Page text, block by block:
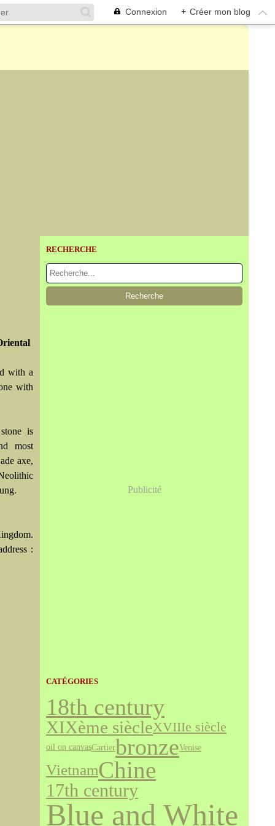
Connexion + Créer mon blog
with a
with
is
most
axe,
:
RECHERCHE
Publicité
CATÉGORIES
18th century
XIXème siècleXVIIIe siècle
oil on canvasCartierbronzeVenise
VietnamChine
17th century
Blue and White